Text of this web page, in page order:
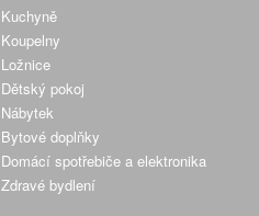
Kuchyně
Koupelny
Ložnice
Dětský pokoj
Nábytek
Bytové doplňky
Domácí spotřebiče a elektronika
Zdravé bydlení